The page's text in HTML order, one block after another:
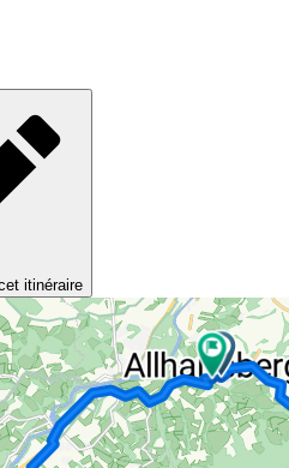
itinéraire